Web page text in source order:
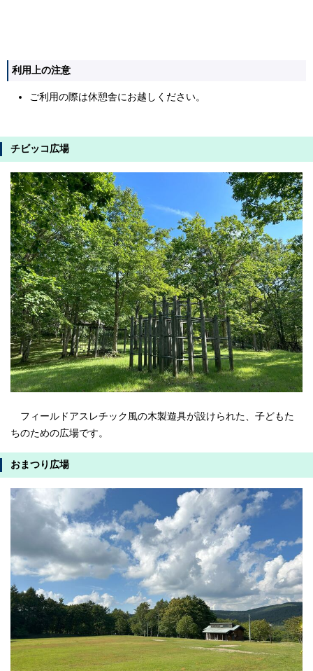
利用上の注意
ご利用の際は休憩舎にお越しください。
チビッコ広場
フィールドアスレチック風の木製遊具が設けられた、子どもた
ちのための広場です。
おまつり広場